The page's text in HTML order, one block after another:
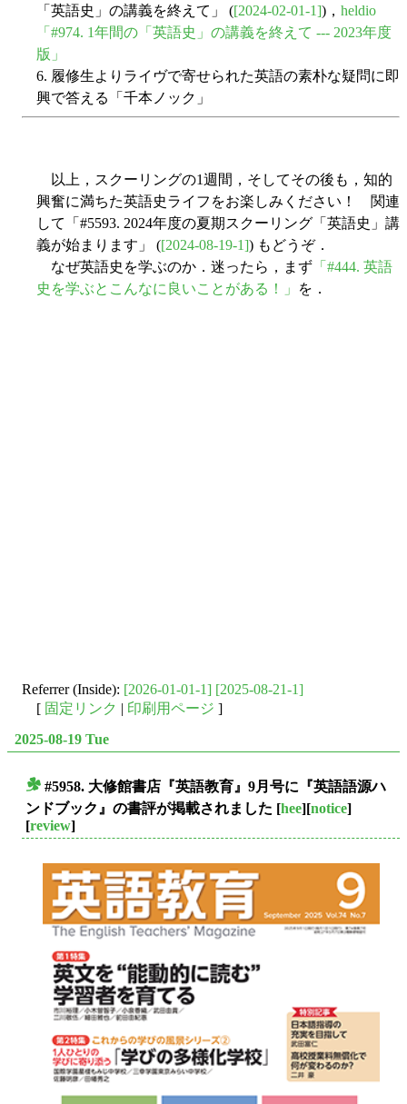
「英語史」の講義を終えて」 ([2024-02-01-1])， heldio
「#974. 1年間の「英語史」の講義を終えて --- 2023年度
版」
6. 履修生よりライヴで寄せられた英語の素朴な疑問に即
興で答える「千本ノック」
以上，スクーリングの1週間，そしてその後も，知的
興奮に満ちた英語史ライフをお楽しみください！ 関連
して「#5593. 2024年度の夏期スクーリング「英語史」講
義が始まります」 ([2024-08-19-1]) もどうぞ．
なぜ英語史を学ぶのか．迷ったら，まず 「#444. 英語
史を学ぶとこんなに良いことがある！」
を．
Referrer (Inside): [2026-01-01-1] [2025-08-21-1]
[ 固定リンク | 印刷用ページ ]
2025-08-19 Tue
#5958. 大修館書店『英語教育』9月号に『英語語源ハ
ンドブック』の書評が掲載されました [hee][notice]
[review]